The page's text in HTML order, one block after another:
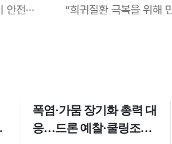
🛡️어떤 감염병 위기에도 국민이 안전한 오늘과 내일을 만들겠습니다